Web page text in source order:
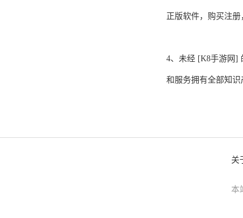
正版软件，购买注册
4、未经 [K8手游网]
和服务拥有全部知识
关
本